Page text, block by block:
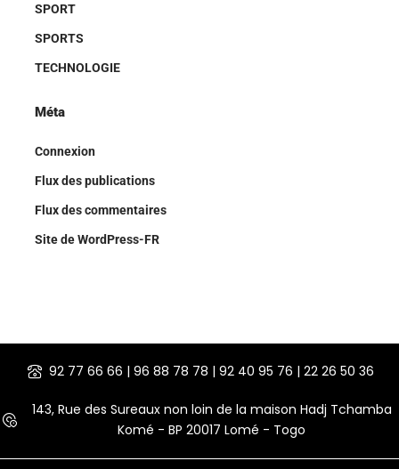
SPORT
SPORTS
TECHNOLOGIE
Méta
Connexion
Flux des publications
Flux des commentaires
Site de WordPress-FR
92 77 66 66 | 96 88 78 78 | 92 40 95 76 | 22 26 50 36
143, Rue des Sureaux non loin de la maison Hadj Tchamba
Komé - BP 20017 Lomé - Togo